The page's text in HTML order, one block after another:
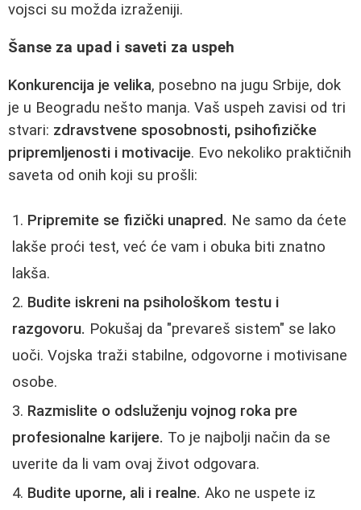
vojsci su možda izraženiji.
Šanse za upad i saveti za uspeh
Konkurencija je velika, posebno na jugu Srbije, dok
je u Beogradu nešto manja. Vaš uspeh zavisi od tri
stvari: zdravstvene sposobnosti, psihofizičke
pripremljenosti i motivacije. Evo nekoliko praktičnih
saveta od onih koji su prošli:
Pripremite se fizički unapred. Ne samo da ćete
lakše proći test, već će vam i obuka biti znatno
lakša.
Budite iskreni na psihološkom testu i
razgovoru. Pokušaj da "prevareš sistem" se lako
uoči. Vojska traži stabilne, odgovorne i motivisane
osobe.
Razmislite o odsluženju vojnog roka pre
profesionalne karijere. To je najbolji način da se
uverite da li vam ovaj život odgovara.
Budite uporne, ali i realne. Ako ne uspete iz